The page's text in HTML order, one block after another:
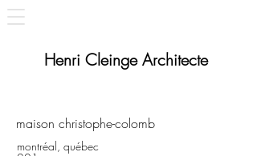
Henri Cleinge Architecte
maison christophe-colomb
montréal, québec